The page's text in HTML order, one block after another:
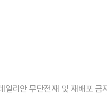
리안 무단전재 및 재배포 금